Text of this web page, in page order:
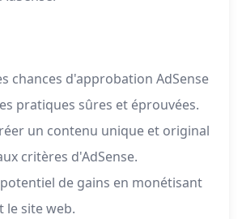
chances d'approbation AdSense
pratiques sûres et éprouvées.
un contenu unique et original
critères d'AdSense.
de gains en monétisant
le site web.